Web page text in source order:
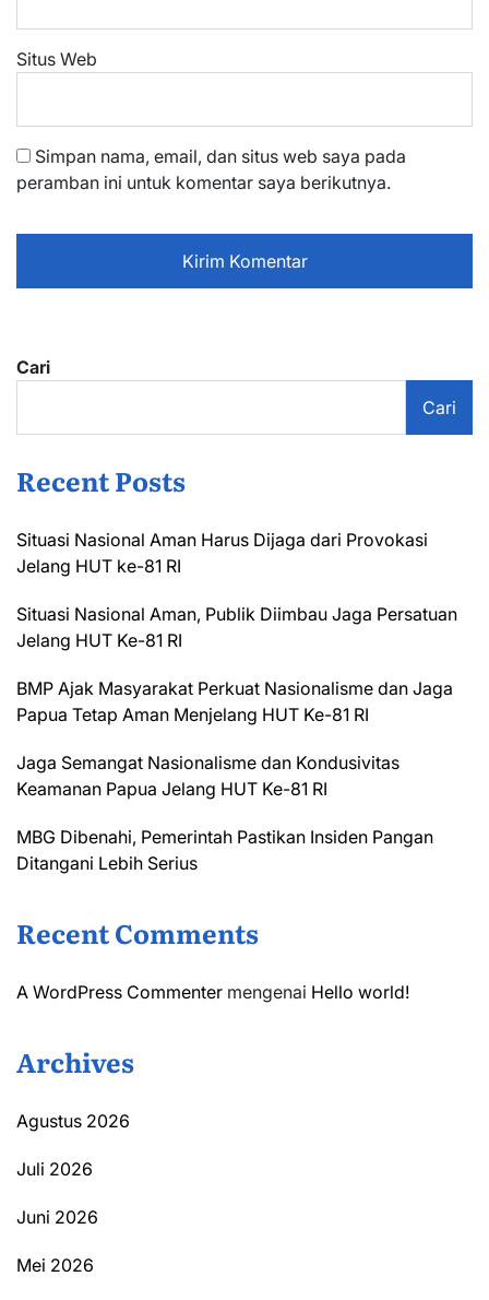
Situs Web
Simpan nama, email, dan situs web saya pada
peramban ini untuk komentar saya berikutnya.
Cari
Cari
Recent Posts
Situasi Nasional Aman Harus Dijaga dari Provokasi
Jelang HUT ke-81 RI
Situasi Nasional Aman, Publik Diimbau Jaga Persatuan
Jelang HUT Ke-81 RI
BMP Ajak Masyarakat Perkuat Nasionalisme dan Jaga
Papua Tetap Aman Menjelang HUT Ke-81 RI
Jaga Semangat Nasionalisme dan Kondusivitas
Keamanan Papua Jelang HUT Ke-81 RI
MBG Dibenahi, Pemerintah Pastikan Insiden Pangan
Ditangani Lebih Serius
Recent Comments
A WordPress Commenter mengenai Hello world!
Archives
Agustus 2026
Juli 2026
Juni 2026
Mei 2026